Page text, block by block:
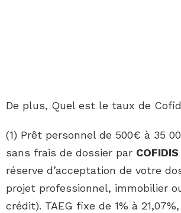
De plus, Quel est le taux de
(1) Prêt personnel de 500€ à 35
sans frais de dossier par COFIDIS
réserve d’acceptation de votre
projet professionnel, immobilier
crédit). TAEG fixe de 1% à 21,07%,